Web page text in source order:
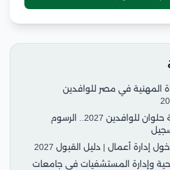
المهنية في مصر للوافدين
مصاريف MBA جامعة حلوان للوافدين 2027.. الرسوم
إدارة أعمال | دليل القبول 2027
وإدارة المستشفيات في جامعات